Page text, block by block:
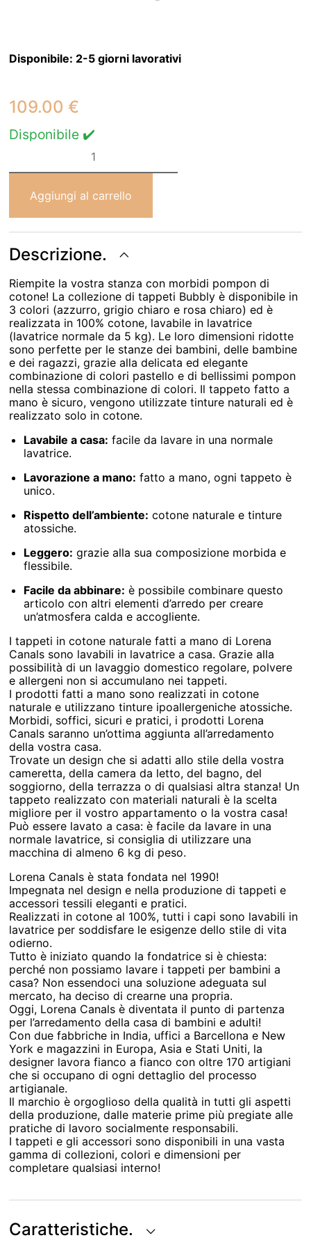
Disponibile: 2-5 giorni lavorativi
109.00€
Disponibile ✔️
Tappeto
Aggiungi al carrello
Descrizione.
Riempite la vostra stanza con morbidi pompon di
cotone! La collezione di tappeti Bubbly è disponibile in
3 colori (azzurro, grigio chiaro e rosa chiaro) ed è
realizzata in 100% cotone, lavabile in lavatrice
(lavatrice normale da 5 kg). Le loro dimensioni ridotte
sono perfette per le stanze dei bambini, delle bambine
e dei ragazzi, grazie alla delicata ed elegante
combinazione di colori pastello e di bellissimi pompon
nella stessa combinazione di colori. Il tappeto fatto a
mano è sicuro, vengono utilizzate tinture naturali ed è
realizzato solo in cotone.
Lavabile a casa: facile da lavare in una normale
lavatrice.
Lavorazione a mano: fatto a mano, ogni tappeto è
unico.
Rispetto dell’ambiente: cotone naturale e tinture
atossiche.
Leggero: grazie alla sua composizione morbida e
flessibile.
Facile da abbinare: è possibile combinare questo
articolo con altri elementi d’arredo per creare
un’atmosfera calda e accogliente.
I tappeti in cotone naturale fatti a mano di Lorena
Canals sono lavabili in lavatrice a casa. Grazie alla
possibilità di un lavaggio domestico regolare, polvere
e allergeni non si accumulano nei tappeti.
I prodotti fatti a mano sono realizzati in cotone
naturale e utilizzano tinture ipoallergeniche atossiche.
Morbidi, soffici, sicuri e pratici, i prodotti Lorena
Canals saranno un’ottima aggiunta all’arredamento
della vostra casa.
Trovate un design che si adatti allo stile della vostra
cameretta, della camera da letto, del bagno, del
soggiorno, della terrazza o di qualsiasi altra stanza! Un
tappeto realizzato con materiali naturali è la scelta
migliore per il vostro appartamento o la vostra casa!
Può essere lavato a casa: è facile da lavare in una
normale lavatrice, si consiglia di utilizzare una
macchina di almeno 6 kg di peso.
Lorena Canals è stata fondata nel 1990!
Impegnata nel design e nella produzione di tappeti e
accessori tessili eleganti e pratici.
Realizzati in cotone al 100%, tutti i capi sono lavabili in
lavatrice per soddisfare le esigenze dello stile di vita
odierno.
Tutto è iniziato quando la fondatrice si è chiesta:
perché non possiamo lavare i tappeti per bambini a
casa? Non essendoci una soluzione adeguata sul
mercato, ha deciso di crearne una propria.
Oggi, Lorena Canals è diventata il punto di partenza
per l’arredamento della casa di bambini e adulti!
Con due fabbriche in India, uffici a Barcellona e New
York e magazzini in Europa, Asia e Stati Uniti, la
designer lavora fianco a fianco con oltre 170 artigiani
che si occupano di ogni dettaglio del processo
artigianale.
Il marchio è orgoglioso della qualità in tutti gli aspetti
della produzione, dalle materie prime più pregiate alle
pratiche di lavoro socialmente responsabili.
I tappeti e gli accessori sono disponibili in una vasta
gamma di collezioni, colori e dimensioni per
completare qualsiasi interno!
Caratteristiche.